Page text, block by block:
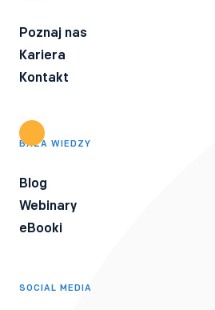
Poznaj nas
Kariera
Kontakt
BAZA WIEDZY
Blog
Webinary
eBooki
SOCIAL MEDIA